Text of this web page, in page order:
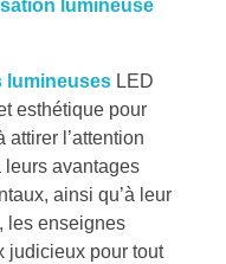
lumineuse
lumineuses LED
esthétique pour
attirer l’attention
leurs avantages
ainsi qu’à leur
les enseignes
judicieux pour tout